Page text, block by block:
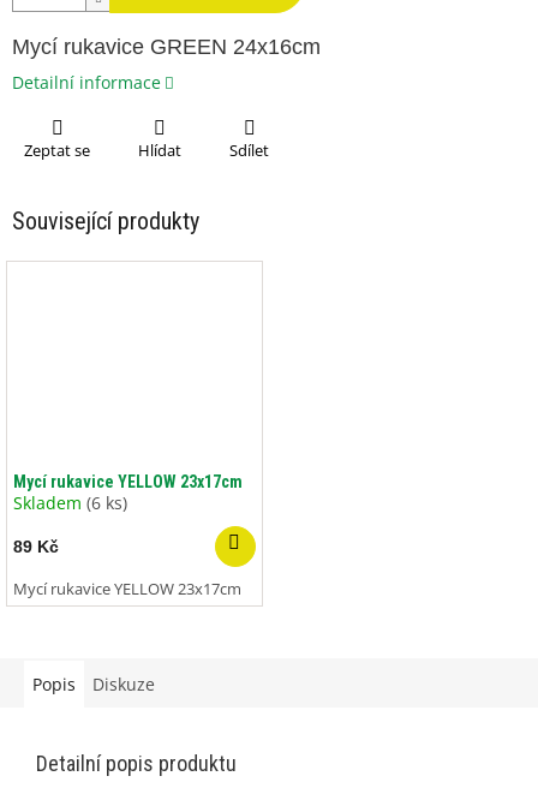
Mycí rukavice GREEN 24x16cm
Detailní informace
Zeptat se Hlídat Sdílet
Související produkty
Mycí rukavice YELLOW 23x17cm
Skladem (6 ks)
89 Kč
Mycí rukavice YELLOW 23x17cm
Popis Diskuze
Detailní popis produktu